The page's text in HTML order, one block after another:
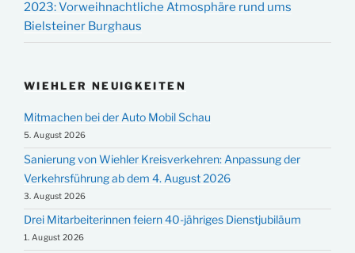
2023: Vorweihnachtliche Atmosphäre rund ums
Bielsteiner Burghaus
WIEHLER NEUIGKEITEN
Mitmachen bei der Auto Mobil Schau
5. August 2026
Sanierung von Wiehler Kreisverkehren: Anpassung der
Verkehrsführung ab dem 4. August 2026
3. August 2026
Drei Mitarbeiterinnen feiern 40-jähriges Dienstjubiläum
1. August 2026